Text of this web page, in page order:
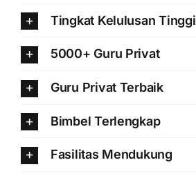
Tingkat Kelulusan Tinggi
5000+ Guru Privat
Guru Privat Terbaik
Bimbel Terlengkap
Fasilitas Mendukung